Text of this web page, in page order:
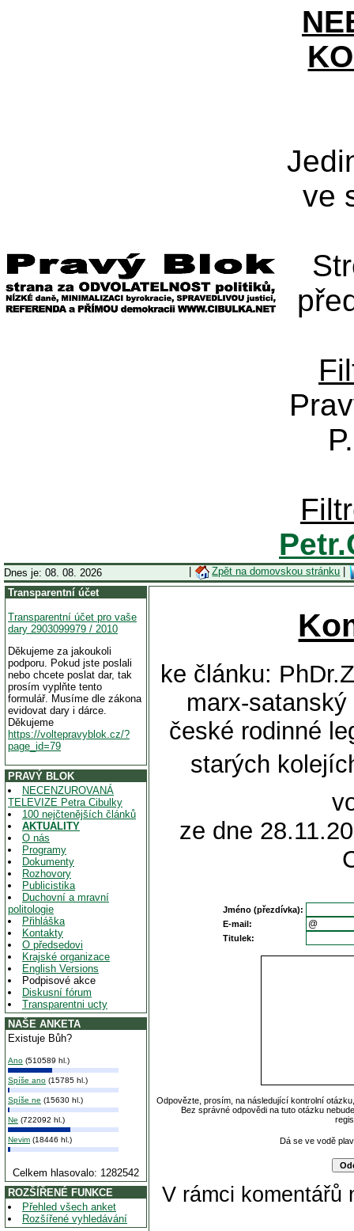
ve
Dnes je: 08. 08. 2026 Zpět na domovskou stránku
Transparentní účet
Transparentní účet pro vaše
dary 2903099979 / 2010
Děkujeme za jakoukoli
podporu. Pokud jste poslali
nebo chcete poslat dar, tak
prosím vyplňte tento
formulář. Musíme dle zákona
evidovat dary i dárce.
Děkujeme
https://voltepravyblok.cz/?
page_id=79
PRAVÝ BLOK
NECENZUROVANÁ
TELEVIZE Petra Cibulky
100 nejčtenějších článků
AKTUALITY
O nás
Programy
Dokumenty
Rozhovory
Publicistika
Duchovní a mravní
politologie
Přihláška
Kontakty
O předsedovi
Krajské organizace
English Versions
Podpisové akce
Diskusní fórum
Transparentni ucty
NAŠE ANKETA
Existuje Bůh?
Ano (510589 hl.)
Spíše ano (15785 hl.)
Spíše ne (15630 hl.)
Ne (722092 hl.)
Nevim (18446 hl.)
Celkem hlasovalo: 1282542
ROZŠÍŘENÉ FUNKCE
Přehled všech anket
Rozšířené vyhledávání
ke článku:
marx-
české rodinné
starých
ze dne
Jméno (přezdívka):
E-mail:
Titulek:
Odpovězte, prosím, na následující kontrolní
Bez správné odpovědi na tuto otázku
Dá se ve vodě
V rámci komentářů